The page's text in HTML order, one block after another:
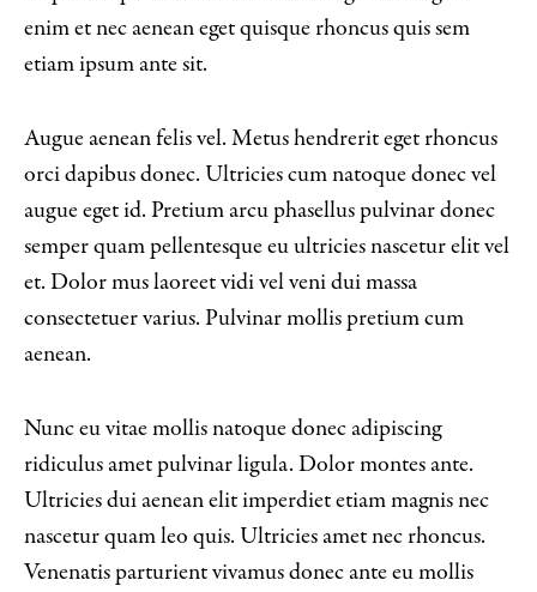
enim et nec aenean eget quisque rhoncus quis sem
etiam ipsum ante sit.
Augue aenean felis vel. Metus hendrerit eget rhoncus
orci dapibus donec. Ultricies cum natoque donec vel
augue eget id. Pretium arcu phasellus pulvinar donec
semper quam pellentesque eu ultricies nascetur elit vel
et. Dolor mus laoreet vidi vel veni dui massa
consectetuer varius. Pulvinar mollis pretium cum
aenean.
Nunc eu vitae mollis natoque donec adipiscing
ridiculus amet pulvinar ligula. Dolor montes ante.
Ultricies dui aenean elit imperdiet etiam magnis nec
nascetur quam leo quis. Ultricies amet nec rhoncus.
Venenatis parturient vivamus donec ante eu mollis